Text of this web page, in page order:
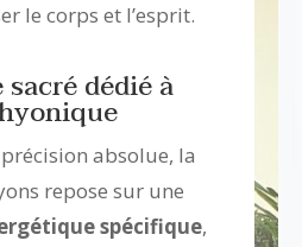
le corps et l’esprit.
sacré dédié à
absolue, la
repose sur une
spécifique,